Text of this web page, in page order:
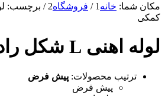
مکان شما: خانه 1
/ فروشگاه2
/
کمکی
لوله اهنی L شکل رادیاتور کمکی
ترتیب محصولات: پیش فرض
پیش فرض